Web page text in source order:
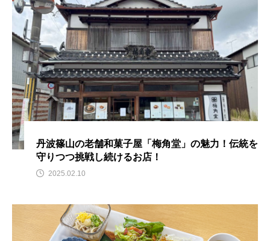
丹波篠山の老舗和菓子屋「梅角堂」の魅力！伝統を
守りつつ挑戦し続けるお店！
2025.02.10